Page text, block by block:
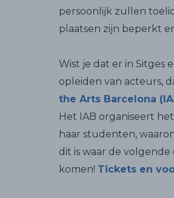
persoonlijk zullen
plaatsen zijn beperkt
Wist je dat er in Sitges
opleiden van acteurs,
the Arts Barcelona
Het IAB organiseert
haar studenten,
dit is waar de
komen! Tickets en